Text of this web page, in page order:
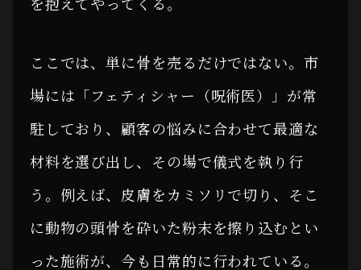
ここでは、単に骨を売るだけではない。市
場には「フェティシャー（呪術医）」が常
駐しており、顧客の悩みに合わせて最適な
材料を選び出し、その場で儀式を執り行
う。例えば、皮膚をカミソリで切り、そこ
に動物の頭骨を砕いた粉末を擦り込むとい
った施術が、今も日常的に行われている。